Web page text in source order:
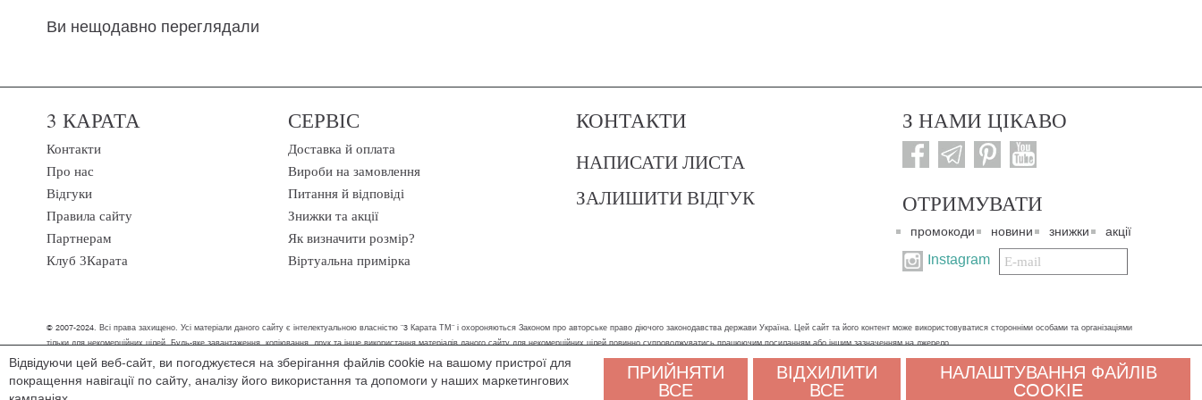
Ви нещодавно переглядали
3 КАРАТА
Контакти
Про нас
Відгуки
Правила сайту
Партнерам
Клуб 3Карата
СЕРВІС
Доставка й оплата
Вироби на замовлення
Питання й відповіді
Знижки та акції
Як визначити розмір?
Віртуальна примірка
КОНТАКТИ
НАПИСАТИ ЛИСТА
ЗАЛИШИТИ ВІДГУК
З НАМИ ЦІКАВО
ОТРИМУВАТИ
промокоди новини знижки акції
Instagram
Подписаться
на
© 2007-2024. Всі права захищено. Усі матеріали даного сайту є інтелектуальною власністю "3 Карата ТМ" і охороняються Законом про авторське право діючого законодавства держави Україна. Цей сайт та його контент може використовуватися сторонніми особами та організаціями
тільки для некомерційних цілей. Будь-яке завантаження, копіювання, друк та інше використання матеріалів даного сайту для некомерційних цілей повинно супроводжуватись працюючим посиланням або іншим зазначенням на джерело.
Ми обробляємо персональні дані (cookies, IP-адреса, місце розташування), щоб вам було зручніше користуватися сайтом. Залишаючись на сайті, ви погоджуєтеся на обробку персональних даних. Якщо ви не згодні, будь ласка, покиньте сайт і зв'яжіться з нами будь-яким
зручним способом, ми допоможемо знайти рішення.
Відвідуючи цей веб-сайт, ви погоджуєтеся на зберігання файлів cookie на вашому пристрої для
покращення навігації по сайту, аналізу його використання та допомоги у наших маркетингових
ПРИЙНЯТИ
ВСЕ
ВІДХИЛИТИ
ВСЕ
НАЛАШТУВАННЯ ФАЙЛІВ
COOKIE